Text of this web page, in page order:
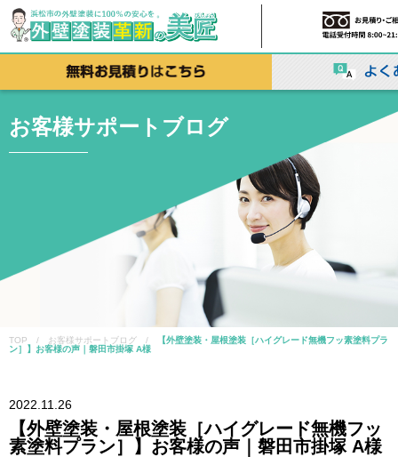
お客様サポートブログ
TOP / お客様サポートブログ /
【外壁塗装・屋根塗装［ハイグレード無機フッ素塗料プラ
ン］】お客様の声｜磐田市掛塚 A様
2022.11.26
【外壁塗装・屋根塗装［ハイグレード無機フッ
素塗料プラン］】お客様の声｜磐田市掛塚 A様